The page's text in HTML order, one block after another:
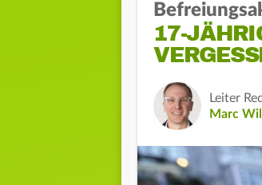
17-
Leiter
Marc